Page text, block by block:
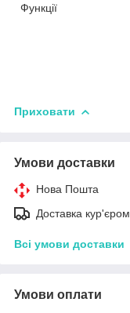
Функції
Приховати
Умови доставки
Нова Пошта
Доставка кур'єром
Всі умови доставки
Умови оплати